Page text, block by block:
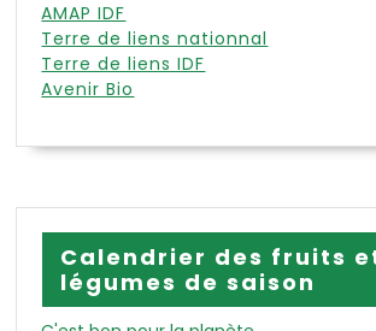
AMAP IDF
Terre de liens nationnal
Terre de liens IDF
Avenir Bio
Calendrier des fruits
légumes de saison